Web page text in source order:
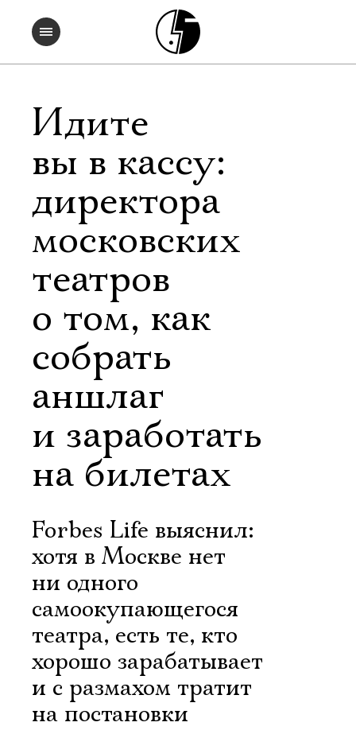
Идите
вы в кассу:
директора
московских
театров
о том, как
собрать
аншлаг
и заработать
на билетах
Forbes Life выяснил:
хотя в Москве нет
ни одного
самоокупающегося
театра, есть те, кто
хорошо зарабатывает
и с размахом тратит
на постановки